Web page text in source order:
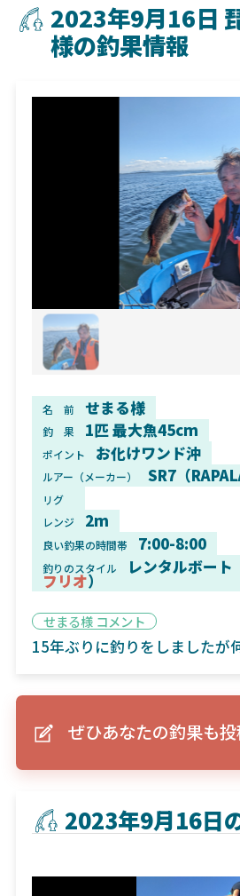
2023年9月16日
様の釣果情報
名 前 せまる様
釣 果 1匹 最大魚45cm
ポイント お化けワンド沖
ルアー（メーカー） SR7（
リグ
レンジ
2m
良い釣果の時間帯 7:00-8:00
釣りのスタイル レンタルボート
フリオ）
せまる様 コメント
15年ぶりに釣りをしましたが
ぜひあなたの釣果も投
2023年9月16日